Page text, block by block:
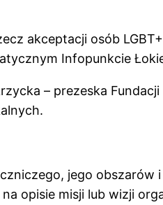
akceptacji osób
Infopunkcie
– prezeska
jego
opisie misji lub wizji